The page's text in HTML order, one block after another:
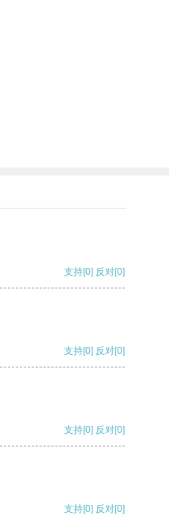
支持[0] 反对[0]
支持[0] 反对[0]
支持[0] 反对[0]
支持[0] 反对[0]